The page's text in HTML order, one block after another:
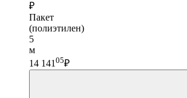
₽
Пакет
(полиэтилен)
5
м
14 141 05₽